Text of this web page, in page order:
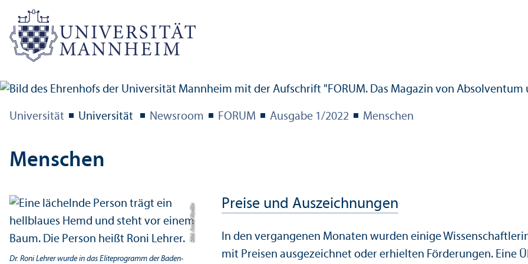
Universität Universität Newsroom FORUM Ausgabe 1/2022 Menschen
Menschen
Bild: Anna Nedlin
Dr. Roni Lehrer wurde in das Elite­programm der Baden-
Preise und Auszeichnungen
In den vergangenen Monaten wurden einige
mit Preisen ausgezeichnet oder erhielten Förderungen. Eine